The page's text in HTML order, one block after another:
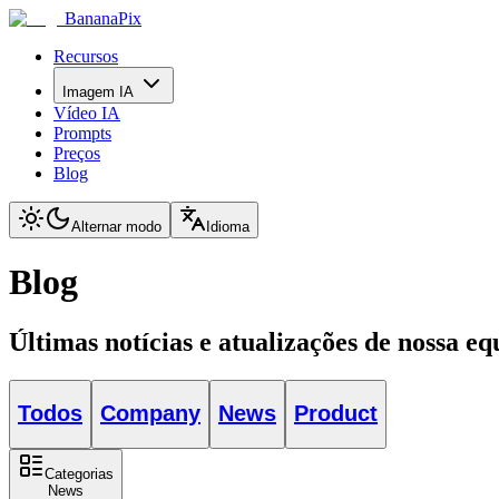
BananaPix
Recursos
Imagem IA
Vídeo IA
Prompts
Preços
Blog
Alternar modo Idioma
Blog
Últimas notícias e atualizações de nossa
Todos Company News Product
Categorias
News